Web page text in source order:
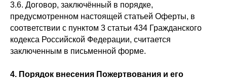
3.6. Договор, заключённый в порядке,
предусмотренном настоящей статьей Оферты, в
соответствии с пунктом 3 статьи 434 Гражданского
кодекса Российской Федерации, считается
заключенным в письменной форме.
4. Порядок внесения Пожертвования и его